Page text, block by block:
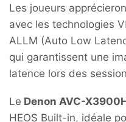
Les joueurs
avec les technologies
ALLM (Auto Low
qui garantissent une
latence lors des
Le Denon AVC-
HEOS Built-in, idéale